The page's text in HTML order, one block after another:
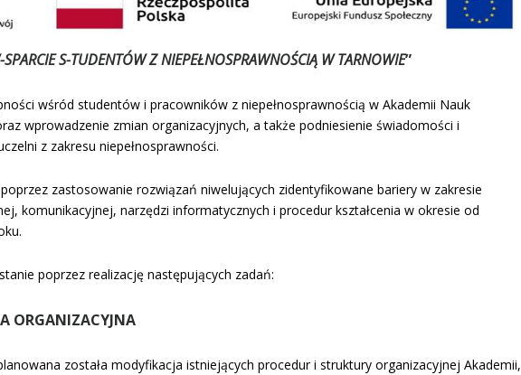
S-TUDENTÓW Z NIEPEŁNOSPRAWNOŚCIĄ W TARNOWIE”
wśród studentów i pracowników z niepełnosprawnością w Akademii Nauk
wprowadzenie zmian organizacyjnych, a także podniesienie świadomości i
z zakresu niepełnosprawności.
zastosowanie rozwiązań niwelujących zidentyfikowane bariery w zakresie
komunikacyjnej, narzędzi informatycznych i procedur kształcenia w okresie od
poprzez realizację następujących zadań:
ORGANIZACYJNA
została modyfikacja istniejących procedur i struktury organizacyjnej Akademii,